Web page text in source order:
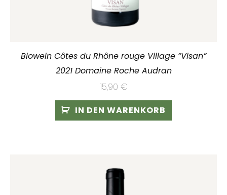
Biowein Côtes du Rhône rouge Village “Visan”
2021 Domaine Roche Audran
15,90 €
IN DEN WARENKORB